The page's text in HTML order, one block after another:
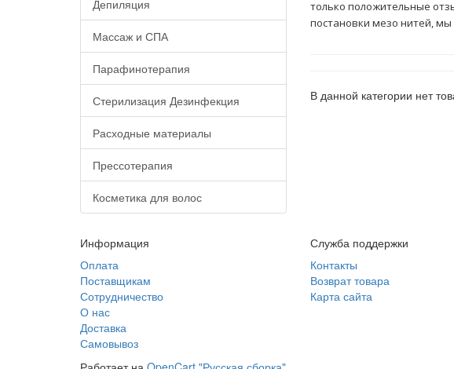
Депиляция
Массаж и СПА
Парафинотерапия
Стерилизация Дезинфекция
Расходные материалы
Прессотерапия
Косметика для волос
только положительные
постановки мезо нитей,
В данной категории нет
Информация
Оплата
Поставщикам
Сотрудничество
О нас
Доставка
Самовывоз
Служба поддержки
Контакты
Возврат товара
Карта сайта